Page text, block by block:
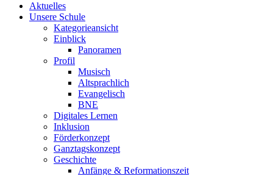
Aktuelles
Unsere Schule
Kategorieansicht
Einblick
Panoramen
Profil
Musisch
Altsprachlich
Evangelisch
BNE
Digitales Lernen
Inklusion
Förderkonzept
Ganztagskonzept
Geschichte
Anfänge & Reformationszeit